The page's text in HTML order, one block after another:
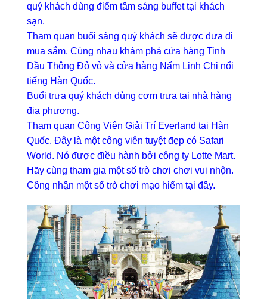
quý khách dùng điểm tâm sáng buffet tại khách
sạn.
Tham quan buổi sáng quý khách sẽ được đưa đi
mua sắm. Cùng nhau khám phá cửa hàng Tinh
Dầu Thông Đỏ vỏ và cửa hàng Nấm Linh Chi nổi
tiếng Hàn Quốc.
Buổi trưa quý khách dùng cơm trưa tại nhà hàng
địa phương.
Tham quan Công Viên Giải Trí Everland tại Hàn
Quốc. Đây là một công viên tuyệt đẹp có Safari
World. Nó được điều hành bởi công ty Lotte Mart.
Hãy cùng tham gia một số trò chơi chơi vui nhộn.
Công nhận một số trò chơi mạo hiểm tại đây.